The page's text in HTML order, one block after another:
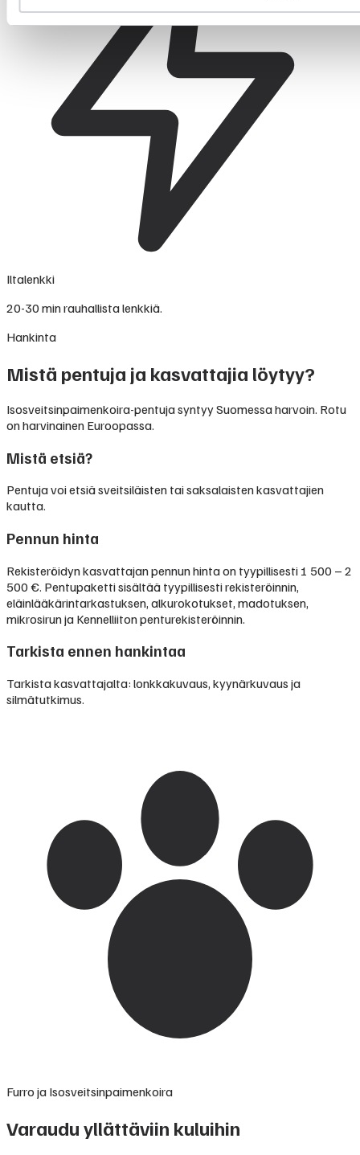
Iltalenkki
20-30 min rauhallista lenkkiä.
Hankinta
Mistä pentuja ja kasvattajia löytyy?
Isosveitsinpaimenkoira-pentuja syntyy Suomessa harvoin. Rotu
on harvinainen Euroopassa.
Mistä etsiä?
Pentuja voi etsiä sveitsiläisten tai saksalaisten kasvattajien
kautta.
Pennun hinta
Rekisteröidyn kasvattajan pennun hinta on tyypillisesti 1 500 – 2
500 €. Pentupaketti sisältää tyypillisesti rekisteröinnin,
eläinlääkärintarkastuksen, alkurokotukset, madotuksen,
mikrosirun ja Kennelliiton penturekisteröinnin.
Tarkista ennen hankintaa
Tarkista kasvattajalta: lonkkakuvaus, kyynärkuvaus ja
silmätutkimus.
Furro ja Isosveitsinpaimenkoira
Varaudu yllättäviin kuluihin